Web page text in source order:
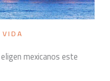
mexicanos este